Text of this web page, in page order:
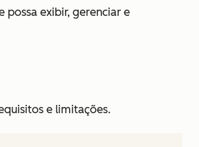
possa exibir, gerenciar e
e limitações.